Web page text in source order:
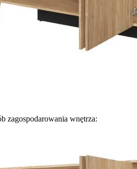
zagospodarowania wnętrza: